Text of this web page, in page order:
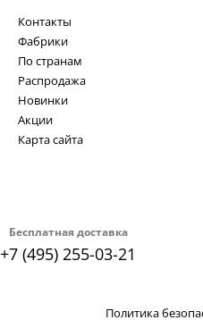
Бесплатная доставка
+7 (495) 255-03-21
Контакты
Фабрики
По странам
Распродажа
Новинки
Акции
Карта сайта
Политика